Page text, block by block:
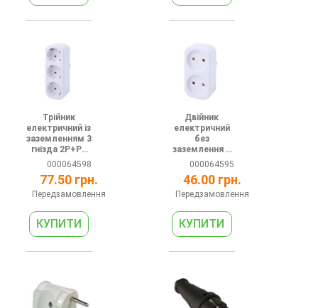
Трійник
електричний із
заземленням 3
гнізда 2P+PE
16А
e.socket.003.1
6.3
000064598
77.50 грн.
Передзамовлення
Двійник
електричний
без
заземлення 2
гнізда 2P 10А
e.socket.002.1
0.2
000064595
46.00 грн.
Передзамовлення